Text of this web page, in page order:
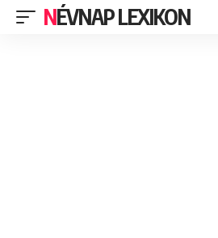
NÉVNAP LEXIKON